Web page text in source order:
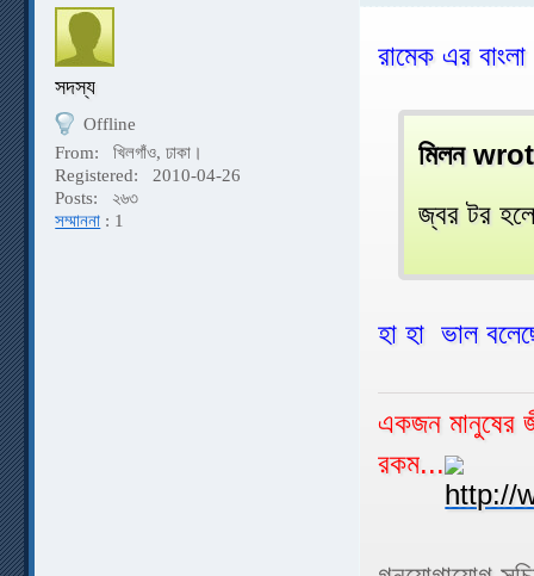
সদস্য
Offline
From:
খিলগাঁও, ঢাকা।
Registered:
2010-04-26
Posts:
২৬৩
সম্মাননা : 1
রামেক এর
মিলন
জ্বর টর
হা হা ভাল
একজন মানুষের
রকম...